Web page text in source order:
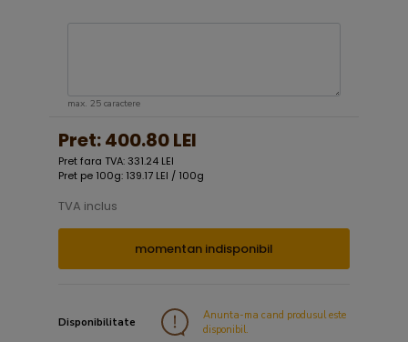
max. 25 caractere
Pret:400.80 LEI
Pret fara TVA: 331.24 LEI
Pret pe 100g: 139.17 LEI / 100g
TVA inclus
momentan indisponibil
Disponibilitate
Anunta-ma cand produsul este
disponibil.